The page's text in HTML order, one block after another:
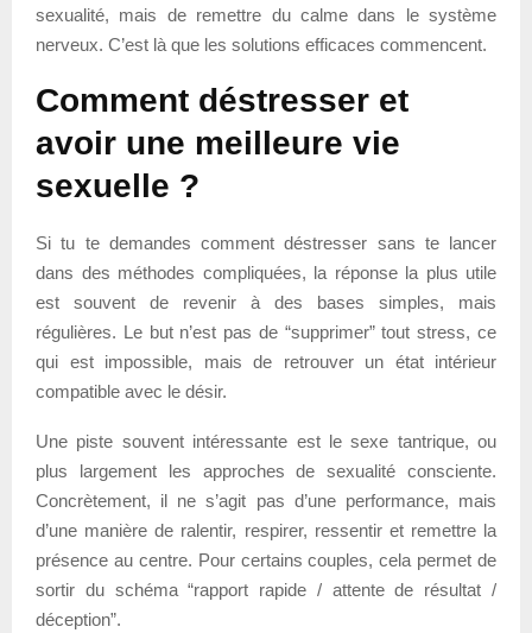
sexualité, mais de remettre du calme dans le système
nerveux. C’est là que les solutions efficaces commencent.
Comment déstresser et
avoir une meilleure vie
sexuelle ?
Si tu te demandes comment déstresser sans te lancer
dans des méthodes compliquées, la réponse la plus utile
est souvent de revenir à des bases simples, mais
régulières. Le but n’est pas de “supprimer” tout stress, ce
qui est impossible, mais de retrouver un état intérieur
compatible avec le désir.
Une piste souvent intéressante est le sexe tantrique, ou
plus largement les approches de sexualité consciente.
Concrètement, il ne s’agit pas d’une performance, mais
d’une manière de ralentir, respirer, ressentir et remettre la
présence au centre. Pour certains couples, cela permet de
sortir du schéma “rapport rapide / attente de résultat /
déception”.